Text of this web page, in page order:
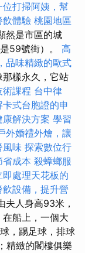
位打掃阿姨，幫
飲體驗 桃園地區
然是市區的城
59號街）。 高
品味精緻的歐式
樣永久，它站
術課程 台中律
卡式台胞證的申
解決方案 學習
外婚禮外燴，讓
風味 探索數位行
省成本 殺蟑螂服
處理天花板的
設備，提升營
夫人身高93米，
船上，一個大
，踢足球，排球
精緻的閣樓俱樂